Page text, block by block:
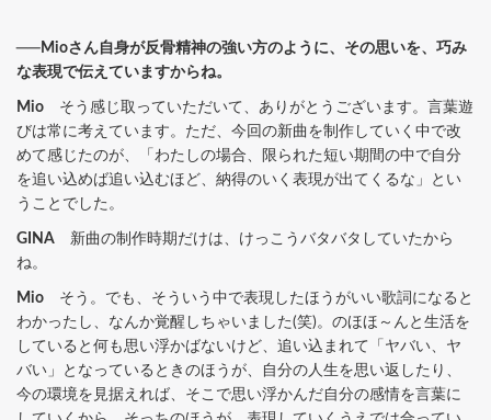
──Mioさん自身が反骨精神の強い方のように、その思いを、巧み
な表現で伝えていますからね。
Mio そう感じ取っていただいて、ありがとうございます。言葉遊
びは常に考えています。ただ、今回の新曲を制作していく中で改
めて感じたのが、「わたしの場合、限られた短い期間の中で自分
を追い込めば追い込むほど、納得のいく表現が出てくるな」とい
うことでした。
GINA 新曲の制作時期だけは、けっこうバタバタしていたから
ね。
Mio そう。でも、そういう中で表現したほうがいい歌詞になると
わかったし、なんか覚醒しちゃいました(笑)。のほほ～んと生活を
していると何も思い浮かばないけど、追い込まれて「ヤバい、ヤ
バい」となっているときのほうが、自分の人生を思い返したり、
今の環境を見据えれば、そこで思い浮かんだ自分の感情を言葉に